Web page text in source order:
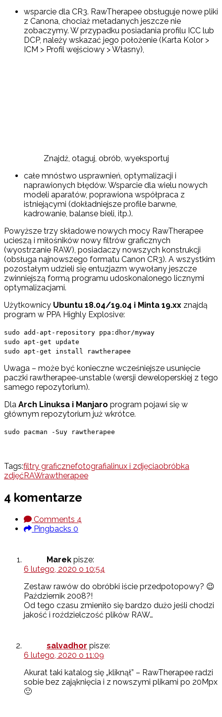
wsparcie dla CR3. RawTherapee obsługuje nowe pliki
z Canona, chociaż metadanych jeszcze nie
zobaczymy. W przypadku posiadania profilu ICC lub
DCP, należy wskazać jego położenie (Karta Kolor >
ICM > Profil wejściowy > Własny),
Znajdź, otaguj, obrób, wyeksportuj
całe mnóstwo usprawnień, optymalizacji i
naprawionych błędów. Wsparcie dla wielu nowych
modeli aparatów, poprawiona współpraca z
istniejącymi (dokładniejsze profile barwne,
kadrowanie, balanse bieli, itp.).
Powyższe trzy składowe nowych mocy RawTherapee
ucieszą i miłośników nowy filtrów graficznych
(wyostrzanie RAW), posiadaczy nowszych konstrukcji
(obsługa najnowszego formatu Canon CR3). A wszystkim
pozostałym udzieli się entuzjazm wywołany jeszcze
zwinniejszą formą programu udoskonalonego licznymi
optymalizacjami.
Użytkownicy Ubuntu 18.04/19.04 i Minta 19.xx znajdą
program w PPA Highly Explosive:
sudo add-apt-repository ppa:dhor/myway
sudo apt-get update
sudo apt-get install rawtherapee
Uwaga – może być konieczne wcześniejsze usunięcie
paczki rawtherapee-unstable (wersji deweloperskiej z tego
samego repozytorium).
Dla Arch Linuksa i Manjaro program pojawi się w
głównym repozytorium już wkrótce.
sudo pacman -Suy rawtherapee
Tags:filtry graficznefotografialinux i zdjęciaobróbka
zdjęć RAWrawtherapee
4 komentarze
Comments 4
Pingbacks 0
Marek pisze:
6 lutego, 2020 o 10:54
Zestaw rawów do obróbki iście przedpotopowy? 😉
Październik 2008?!
Od tego czasu zmieniło się bardzo dużo jeśli chodzi
jakość i roździelczość plików RAW…
salvadhor pisze:
6 lutego, 2020 o 11:09
Akurat taki katalog się „kliknął” – RawTherapee radzi
sobie bez zająknięcia i z nowszymi plikami po 20Mpx
🙂